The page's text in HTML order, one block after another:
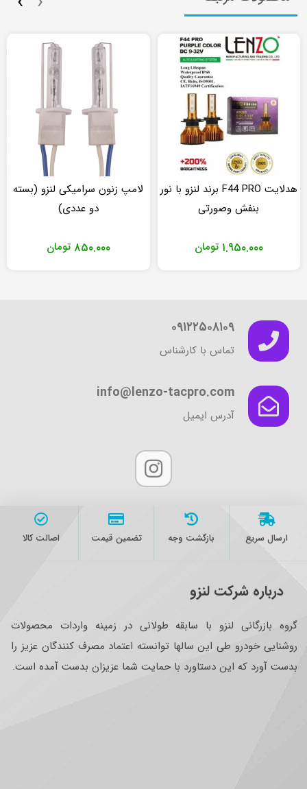
هدلایت F44 PRO برند لنزو با نور
بنفش وصورتی
تومان ۱.۹۵۰.۰۰۰
لامپ زنون سرامیکی لنزو (بسته
دو عددی)
تومان ۸۵۰.۰۰۰
۰۹۱۲۲۵۰۸۱۰۹
تماس با کارشناس
info@lenzo-tacpro.com
آدرس ایمیل
ارسال سریع بازگشت وجه تضمین قیمت اصالت کالا
درباره شرکت لنزو
گروه بازرگانی لنزو با سابقه طولانی در زمینه واردات محصولات
روشنایی خودرو طی این سالها توانسته اعتماد مصرف کنندگان عزیز را
بدست آورد که این دستاورد با حمایت شما عزیزان بدست آمده است.